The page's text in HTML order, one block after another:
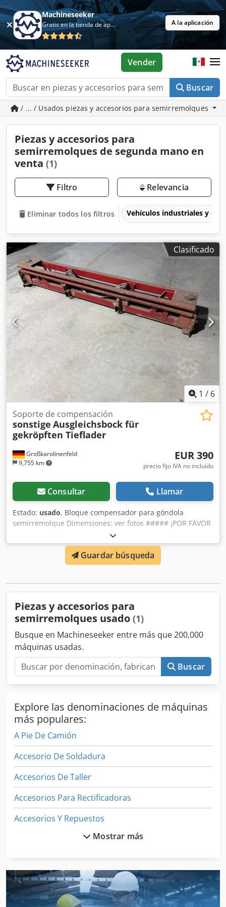
Machineseeker
Gratis en la tienda de aplicaciones A la aplicación
Buscar
Vender
/ ... / Usados piezas y accesorios para semirremolques
Piezas y accesorios para
semirremolques de segunda mano en
venta (1)
Filtro Relevancia
Eliminar todos los filtros Vehículos industriales y
Clasificado
1 / 6
Großkarolinenfeld
9,755 km
Soporte de compensación
sonstige Ausgleichsbock für
gekröpften Tieflader
EUR 390
precio fijo IVA no incluído
Consultar Llamar
Estado: usado, Bloque compensador para góndola
semirremolque Dimensiones: ver fotos ##### ¡POR FAVOR
LLAME – NO ENVÍE EMAILS! ##### Chjdezridaspfx Amhoa
Guardar búsqueda
Piezas y accesorios para
semirremolques usado (1)
Busque en Machineseeker entre más que 200,000
máquinas usadas.
Buscar
Explore las denominaciones de máquinas
más populares:
A Pie De Camión
Accesorio De Soldadura
Accesorios De Taller
Accesorios Para Rectificadoras
Accesorios Y Repuestos
Equipo De Taller
Herramienta De Máquina
Mostrar más